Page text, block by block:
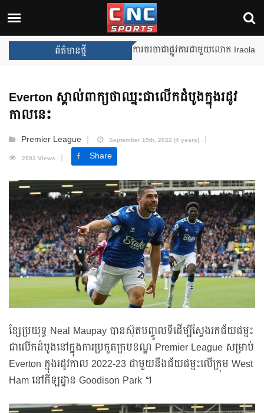
ព័ត៌មានថ្មី Unai Emery សន្យាថានឹងឈ្នះពាន
Everton ស្គាល់​ពាក្យថា​ឈ្នះ​ជាលើកដំបូង​ក្នុង​រដូវ
កាលនេះ
Premier League
September 19th, 2022 (4 years)
2993 Views
Share
ខ្សែប្រយុទ្ធ Neal Maupay បានស៊ុតបញ្ចូលទីដើម្បីស្វែងរកជ័យជម្នះ
ជាលើកដំបូងនៅក្នុងការប្រកួតក្របខណ្ឌ Premier League សម្រាប់
Everton ក្នុងរដូវកាល 2022-23 ជាមួយនឹងជ័យជម្នះលើក្រុម West
Ham នៅកីឡដ្ឋាន Goodison Park ។